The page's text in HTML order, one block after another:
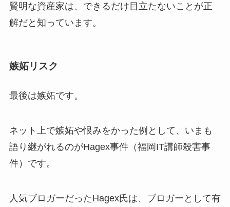
賢明な資産家は、できるだけ目立たないことが正
解だと知っています。
嫉妬リスク
最後は嫉妬です。
ネット上で嫉妬や恨みをかった例として、いまも
語り継がれるのがHagex事件（福岡IT講師殺害事
件）です。
人気ブロガーだったHagex氏は、ブロガーとして有